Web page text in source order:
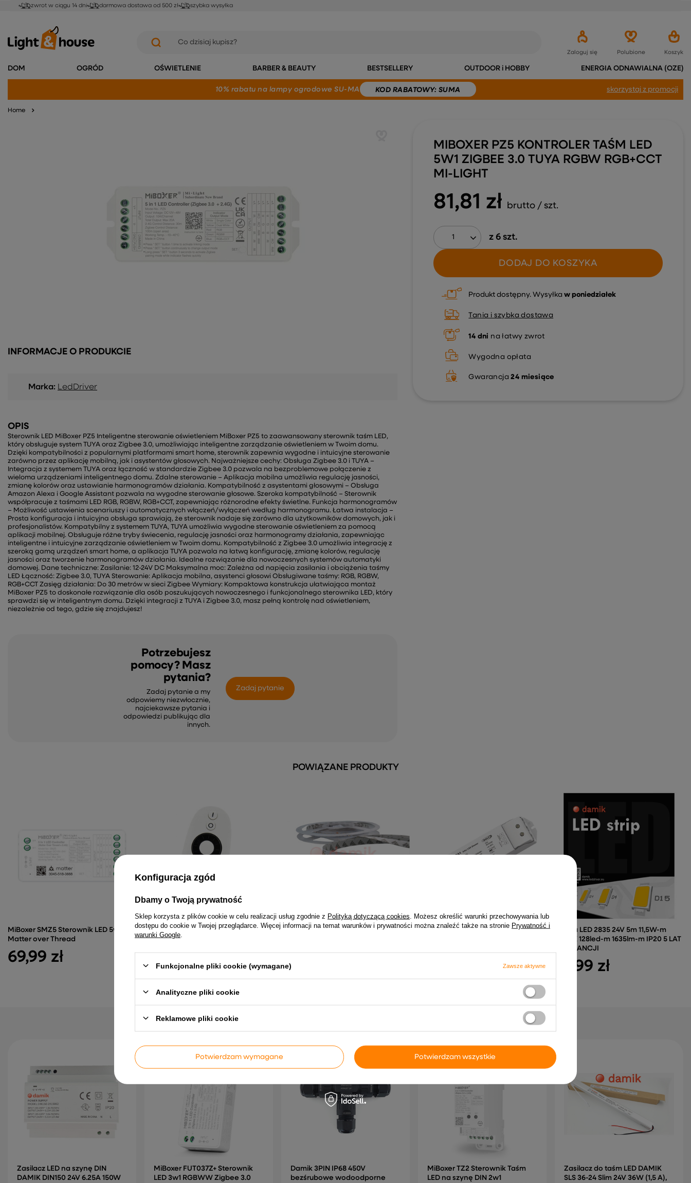
zwrot w ciągu 14 dni darmowa dostawa od 500 zł szybka wysyłka
Zaloguj się Polubione Koszyk
DOM OGRÓD OŚWIETLENIE BARBER & BEAUTY BESTSELLERY OUTDOOR i HOBBY ENERGIA ODNAWIALNA (OZE)
10% rabatu na lampy ogrodowe SU-MA KOD RABATOWY: SUMA skorzystaj z promocji
Home
81,81 zł brutto / szt.
z6szt.
DODAJ DO KOSZYKA
MIBOXER PZ5 KONTROLER TAŚM LED
5W1 ZIGBEE 3.0 TUYA RGBW RGB+CCT
MI-LIGHT
Produkt dostępny Wysyłkaw poniedziałek
Tania i szybka dostawa
14 dni na łatwy zwrot
Wygodna opłata
Gwarancja 24 miesiące
INFORMACJE O PRODUKCIE
Marka: LedDriver
OPIS
Sterownik LED MiBoxer PZ5 Inteligentne sterowanie oświetleniem MiBoxer PZ5 to zaawansowany sterownik taśm LED,
który obsługuje system TUYA oraz Zigbee 3.0, umożliwiając inteligentne zarządzanie oświetleniem w Twoim domu.
Dzięki kompatybilności z popularnymi platformami smart home, sterownik zapewnia wygodne i intuicyjne sterowanie
zarówno przez aplikację mobilną, jak i asystentów głosowych. Najważniejsze cechy: Obsługa Zigbee 3.0 i TUYA –
Integracja z systemem TUYA oraz łączność w standardzie Zigbee 3.0 pozwala na bezproblemowe połączenie z
wieloma urządzeniami inteligentnego domu. Zdalne sterowanie – Aplikacja mobilna umożliwia regulację jasności,
zmianę kolorów oraz ustawianie harmonogramów działania. Kompatybilność z asystentami głosowymi – Obsługa
Amazon Alexa i Google Assistant pozwala na wygodne sterowanie głosowe. Szeroka kompatybilność – Sterownik
współpracuje z taśmami LED RGB, RGBW, RGB+CCT, zapewniając różnorodne efekty świetlne. Funkcja harmonogramów
– Możliwość ustawienia scenariuszy i automatycznych włączeń/wyłączeń według harmonogramu. Łatwa instalacja –
Prosta konfiguracja i intuicyjna obsługa sprawiają, że sterownik nadaje się zarówno dla użytkowników domowych, jak i
profesjonalistów. Kompatybilny z systemem TUYA, TUYA umożliwia wygodne sterowanie oświetleniem za pomocą
aplikacji mobilnej. Obsługuje różne tryby świecenia, regulację jasności oraz harmonogramy działania, zapewniając
inteligentne i intuicyjne zarządzanie oświetleniem w Twoim domu. Kompatybilność z Zigbee 3.0 umożliwia integrację z
szeroką gamą urządzeń smart home, a aplikacja TUYA pozwala na łatwą konfigurację, zmianę kolorów, regulację
jasności oraz tworzenie harmonogramów działania. Idealne rozwiązanie dla nowoczesnych systemów automatyki
domowej. Dane techniczne: Zasilanie: 12-24V DC Maksymalna moc: Zależna od napięcia zasilania i obciążenia taśmy
LED Łączność: Zigbee 3.0, TUYA Sterowanie: Aplikacja mobilna, asystenci głosowi Obsługiwane taśmy: RGB, RGBW,
RGB+CCT Zasięg działania: Do 30 metrów w sieci Zigbee Wymiary: Kompaktowa konstrukcja ułatwiająca montaż
MiBoxer PZ5 to doskonałe rozwiązanie dla osób poszukujących nowoczesnego i funkcjonalnego sterownika LED, który
sprawdzi się w inteligentnym domu. Dzięki integracji z TUYA i Zigbee 3.0, masz pełną kontrolę nad oświetleniem,
niezależnie od tego, gdzie się znajdujesz!
Potrzebujesz
pomocy? Masz
pytania?
Zadaj pytanie a my
odpowiemy niezwłocznie,
najciekawsze pytania i
odpowiedzi publikując dla
innych.
Zadaj pytanie
POWIĄZANE PRODUKTY
MiBoxer SMZ5 Sterownik LED 5w1
Matter over Thread
69,99 zł
MiBoxer FUT006 Pilot LED CCT
2.4GHz 4-strefowy Regulacja barwy i
28,99 zł
Taśma LED 2835 24V 1m 9,6W-m
SkyDance DA4-M 4-kanałowy
Taśma LED 2835 24V 5m 11,5W-m
3000K 128led-m 1635lm-m IP20 5 LAT
GWARANCJI
76,99 zł
Zasilacz LED na szynę DIN
DAMIK DIN150 24V 6.25A 150W
MiBoxer FUT037Z+ Sterownik
LED 3w1 RGBWW Zigbee 3.0
Damik 3PIN IP68 450V
bezśrubowe wodoodporne
MiBoxer TZ2 Sterownik Taśm
LED na szynę DIN 2w1
Zasilacz do taśm LED DAMIK
SLS 36-24 Slim 24V 36W (1,5 A),
Konfiguracja zgód
Dbamy o Twoją prywatność
Sklep korzysta z plików cookie w celu realizacji usług zgodnie z Polityką dotyczącą cookies . Możesz określić warunki przechowywania lub
dostępu do cookie w Twojej przeglądarce. Więcej informacji na temat warunków i prywatności można znaleźć także na stronie Prywatność i
warunki Google
Funkcjonalne pliki cookie (wymagane) Zawsze aktywne
Analityczne pliki cookie
Reklamowe pliki cookie
Potwierdzam wymagane Potwierdzam wszystkie